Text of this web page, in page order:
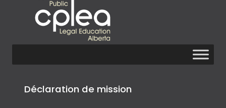
Déclaration de mission